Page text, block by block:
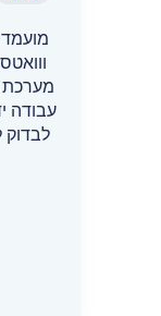
עבודה
לבדוק